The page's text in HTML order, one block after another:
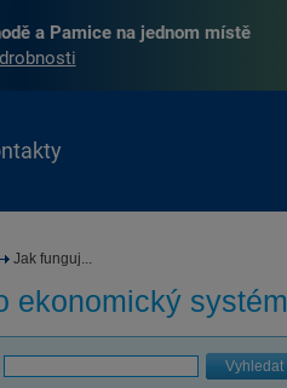
a Pamice na jednom místě
Jak funguj...
ekonomický
Vyhledat